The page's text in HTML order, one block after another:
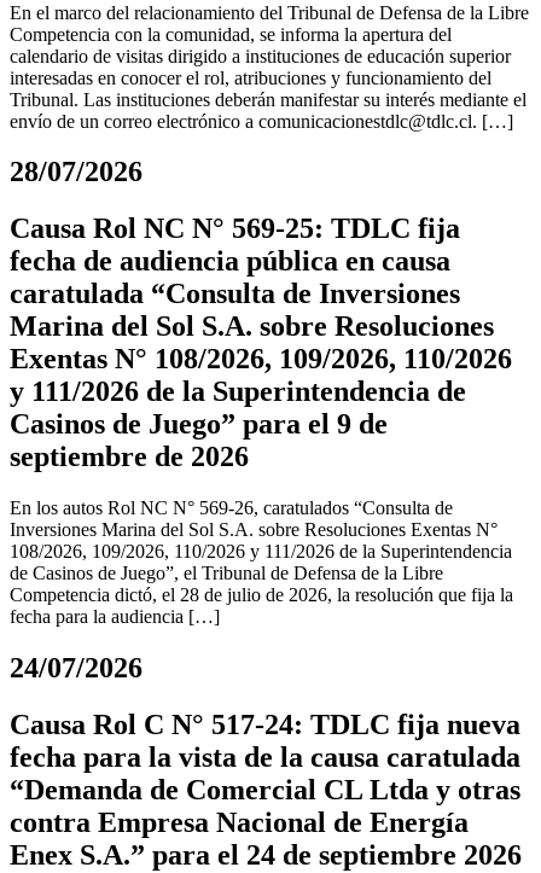
En el marco del relacionamiento del Tribunal de Defensa de la Libre
Competencia con la comunidad, se informa la apertura del
calendario de visitas dirigido a instituciones de educación superior
interesadas en conocer el rol, atribuciones y funcionamiento del
Tribunal. Las instituciones deberán manifestar su interés mediante el
envío de un correo electrónico a comunicacionestdlc@tdlc.cl. […]
28/07/2026
Causa Rol NC N° 569-25: TDLC fija
fecha de audiencia pública en causa
caratulada “Consulta de Inversiones
Marina del Sol S.A. sobre Resoluciones
Exentas N° 108/2026, 109/2026, 110/2026
y 111/2026 de la Superintendencia de
Casinos de Juego” para el 9 de
septiembre de 2026
En los autos Rol NC N° 569-26, caratulados “Consulta de
Inversiones Marina del Sol S.A. sobre Resoluciones Exentas N°
108/2026, 109/2026, 110/2026 y 111/2026 de la Superintendencia
de Casinos de Juego”, el Tribunal de Defensa de la Libre
Competencia dictó, el 28 de julio de 2026, la resolución que fija la
fecha para la audiencia […]
24/07/2026
Causa Rol C N° 517-24: TDLC fija nueva
fecha para la vista de la causa caratulada
“Demanda de Comercial CL Ltda y otras
contra Empresa Nacional de Energía
Enex S.A.” para el 24 de septiembre 2026